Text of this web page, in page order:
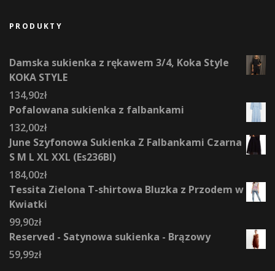
PRODUKTY
Damska sukienka z rękawem 3/4, Koka Style
KOKA STYLE
134,90zł
Pofalowana sukienka z falbankami
132,00zł
June Szyfonowa Sukienka Z Falbankami Czarna
S M L XL XXL (Es236Bl)
184,00zł
Tessita Zielona T-shirtowa Bluzka z Przodem w
Kwiatki
99,90zł
Reserved - Satynowa sukienka - Brązowy
59,99zł